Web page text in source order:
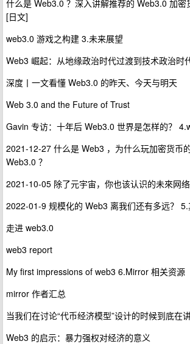
什么是 Web3.0 ？深入讲解推荐的 Web3.0 加密
[日文]
web3.0 游戏之构建 3.未来展望
Web3 崛起：从地缘政治时代过渡到技术政治时
深度丨一文看懂 Web3.0 的昨天、今天与明天
Web 3.0 and the Future of Trust
Gavin 专访：十年后 Web3.0 世界是怎样的？
2021-12-27 什么是 Web3 ，为什么玩加密货币
Web3.0 ？
2021-10-05 除了元宇宙，你也该认识的未來网
2022-01-9 规模化的 Web3 离我们还有多远？
走进 web3.0
web3 report
My first impressions of web3 6.Mirror 相关资源
mirror 作者汇总
当我们在讨论“代币经济模型”设计的时候到底在
Web3 的启示：暴力强权对经济的意义